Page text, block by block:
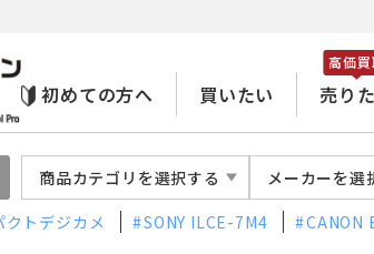
初めての方へ 買いたい 売り
高価
商品カテゴリを選択する メーカーを選
クトデジカメ SONY ILCE-7M4 CANON